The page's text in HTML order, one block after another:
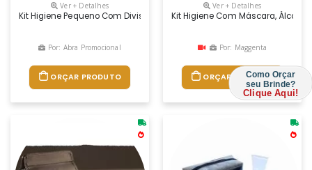
Ver + Detalhes
Kit Higiene Pequeno Com Divisões Para Escova, Creme E Fio Dental,
Por: Abra Promocional
ORÇAR PRODUTO
Ver + Detalhes
Kit Higiene Com Máscara, Álcool
Por: Maggenta
ORÇAR PRODUTO
Como Orçar
seu Brinde?
Clique Aqui!